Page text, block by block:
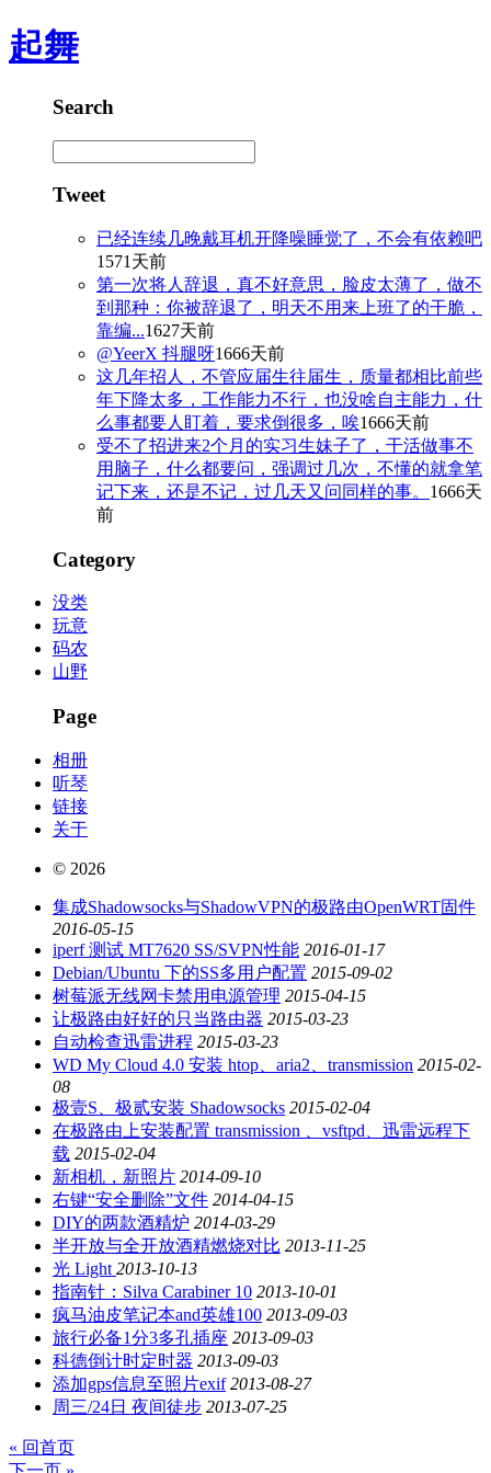
起舞
Search
Tweet
已经连续几晚戴耳机开降噪睡觉了，不会有依赖吧
1571天前
第一次将人辞退，真不好意思，脸皮太薄了，做不
到那种：你被辞退了，明天不用来上班了的干脆，
靠编...1627天前
@YeerX 抖腿呀1666天前
这几年招人，不管应届生往届生，质量都相比前些
年下降太多，工作能力不行，也没啥自主能力，什
么事都要人盯着，要求倒很多，唉1666天前
受不了招进来2个月的实习生妹子了，干活做事不
用脑子，什么都要问，强调过几次，不懂的就拿笔
记下来，还是不记，过几天又问同样的事。 1666天
前
Category
没类
玩意
码农
山野
Page
相册
听琴
链接
关于
© 2026
集成Shadowsocks与ShadowVPN的极路由OpenWRT固件
2016-05-15
iperf 测试 MT7620 SS/SVPN性能 2016-01-17
Debian/Ubuntu 下的SS多用户配置 2015-09-02
树莓派无线网卡禁用电源管理 2015-04-15
让极路由好好的只当路由器 2015-03-23
自动检查迅雷进程 2015-03-23
WD My Cloud 4.0 安装 htop、aria2、transmission 2015-02-
08
极壹S、极贰安装 Shadowsocks 2015-02-04
在极路由上安装配置 transmission 、vsftpd、迅雷远程下
载 2015-02-04
新相机，新照片 2014-09-10
右键“安全删除”文件 2014-04-15
DIY的两款酒精炉 2014-03-29
半开放与全开放酒精燃烧对比 2013-11-25
光 Light 2013-10-13
指南针：Silva Carabiner 10 2013-10-01
疯马油皮笔记本and英雄100 2013-09-03
旅行必备1分3多孔插座 2013-09-03
科德倒计时定时器 2013-09-03
添加gps信息至照片exif 2013-08-27
周三/24日 夜间徒步 2013-07-25
« 回首页